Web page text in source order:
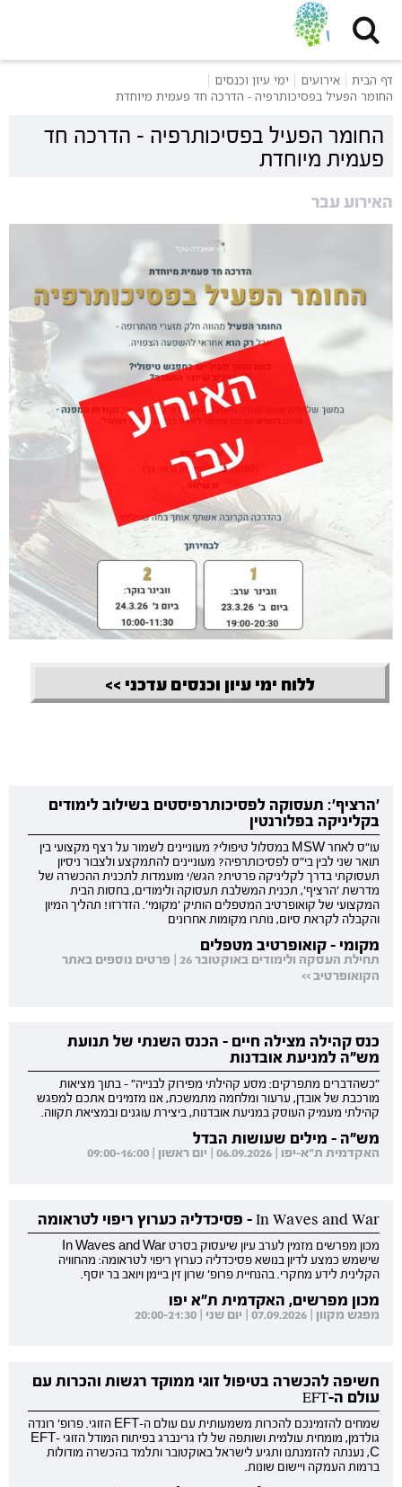
דף הבית אירועים
ימי עיון וכנסים
החומר הפעיל בפסיכותרפיה - הדרכה חד פעמית מיוחדת
החומר הפעיל בפסיכותרפיה - הדרכה חד
פעמית מיוחדת
האירוע עבר
ללוח ימי עיון וכנסים עדכני >>
'הרציף': תעסוקה לפסיכותרפיסטים בשילוב לימודים
בקליניקה בפלורנטין
עו"ס לאחר MSW במסלול טיפולי? מעוניינים לשמור על רצף מקצועי בין
תואר שני לבין בי"ס לפסיכותרפיה? מעוניינים להתמקצע ולצבור ניסיון
תעסוקתי בדרך לקליניקה פרטית? הגש/י מועמדות לתכנית ההכשרה של
מדרשת 'הרציף', תכנית המשלבת תעסוקה ולימודים, בחסות הבית
המקצועי של קואופרטיב המטפלים הותיק 'מקומי'. הזדרזו! תהליך המיון
והקבלה לקראת סיום, נותרו מקומות אחרונים
מקומי - קואופרטיב מטפלים
תחילת העסקה ולימודים באוקטובר 26 | פרטים נוספים באתר
הקואופרטיב >>
כנס קהילה מצילה חיים - הכנס השנתי של תנועת
מש"ה למניעת אובדנות
"כשהדברים מתפרקים: מסע קהילתי מפירוק לבנייה" - בתוך מציאות
מורכבת של אובדן, ערעור ומלחמה מתמשכת, אנו מזמינים אתכם למפגש
קהילתי מעמיק העוסק במניעת אובדנות, ביצירת עוגנים ובמציאת תקווה.
מש"ה - מילים שעושות הבדל
האקדמית ת"א-יפו | 06.09.2026 | יום ראשון | 09:00-16:00
In Waves and War - פסיכדליה כערוץ ריפוי לטראומה
מכון מפרשים מזמין לערב עיון שיעסוק בסרט In Waves and War
שישמש כמצע לדיון בנושא פסיכדליה כערוץ ריפוי לטראומה: מהחוויה
הקלינית לידע מחקרי. בהנחיית פרופ' שרון זין ביימן ויואב בר יוסף.
מכון מפרשים, האקדמית ת"א יפו
מפגש מקוון | 07.09.2026 | יום שני | 20:00-21:30
חשיפה להכשרה בטיפול זוגי ממוקד רגשות והכרות עם
עולם ה-EFT
שמחים להזמינכם להכרות משמעותית עם עולם ה-EFT הזוגי. פרופ' רונדה
גולדמן, מומחית עולמית ושותפה של לז גרינברג בפיתוח המודל הזוגי EFT-
C, נענתה להזמנתנו ותגיע לישראל באוקטובר ותלמד בהכשרה מודולות
ברמות העמקה ויישום שונות.